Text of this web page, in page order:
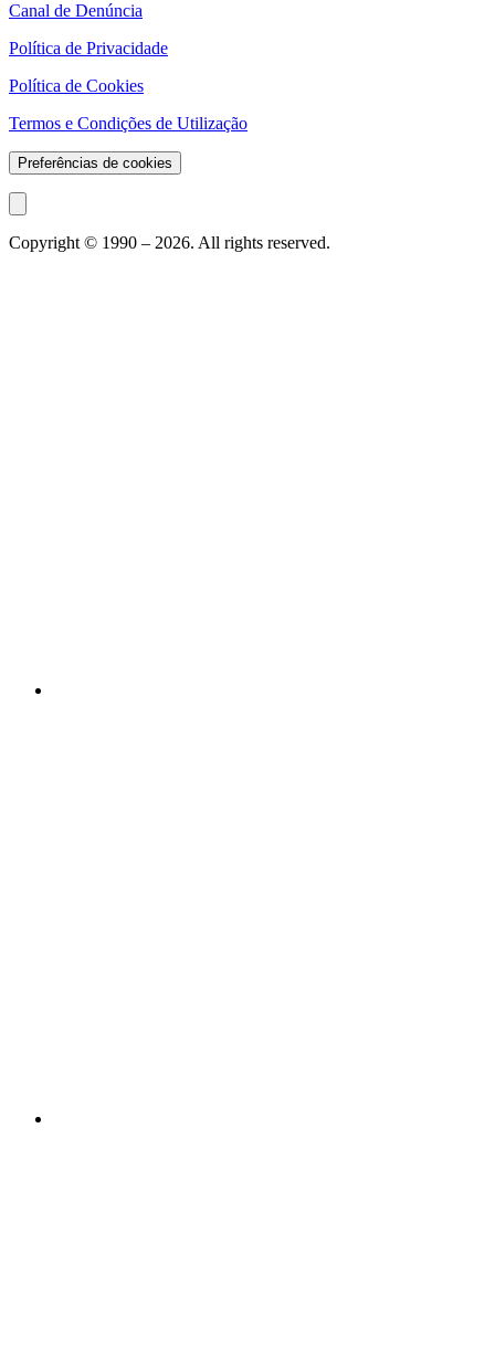
Canal de Denúncia
Política de Privacidade
Política de Cookies
Termos e Condições de Utilização
Preferências de cookies
Copyright © 1990 – 2026. All rights reserved.